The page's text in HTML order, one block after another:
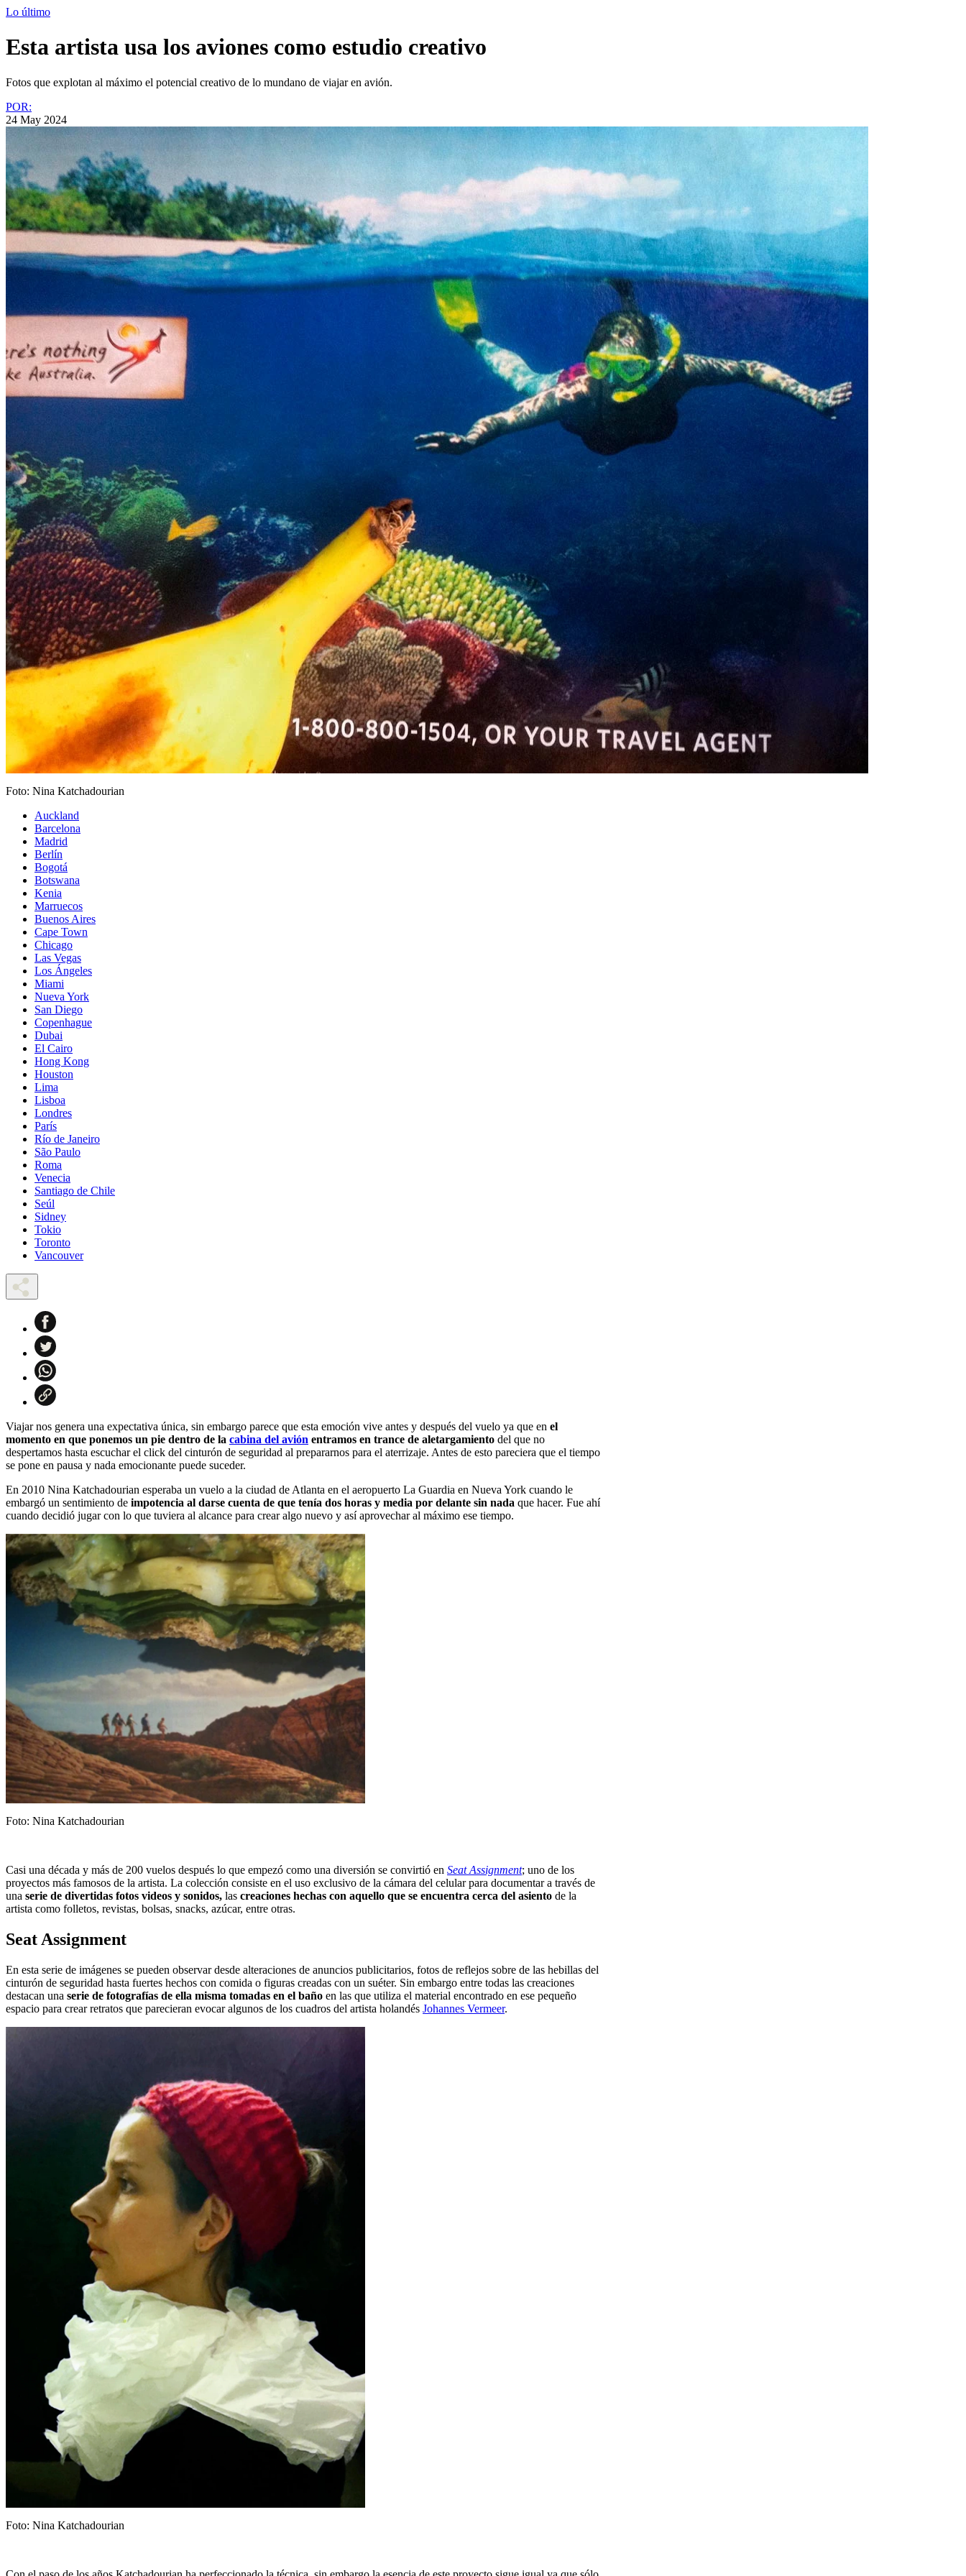
Lo último
Esta artista usa los aviones como estudio creativo
Fotos que explotan al máximo el potencial creativo de lo mundano de viajar en avión.
POR:
24 May 2024
Foto: Nina Katchadourian
Auckland
Barcelona
Madrid
Berlín
Bogotá
Botswana
Kenia
Marruecos
Buenos Aires
Cape Town
Chicago
Las Vegas
Los Ángeles
Miami
Nueva York
San Diego
Copenhague
Dubai
El Cairo
Hong Kong
Houston
Lima
Lisboa
Londres
París
Río de Janeiro
São Paulo
Roma
Venecia
Santiago de Chile
Seúl
Sidney
Tokio
Toronto
Vancouver
Viajar nos genera una expectativa única, sin embargo parece que esta emoción vive antes y después del vuelo ya que en el
momento en que ponemos un pie dentro de la cabina del avión entramos en trance de aletargamiento del que no
despertamos hasta escuchar el click del cinturón de seguridad al prepararnos para el aterrizaje. Antes de esto pareciera que el tiempo
se pone en pausa y nada emocionante puede suceder.
En 2010 Nina Katchadourian esperaba un vuelo a la ciudad de Atlanta en el aeropuerto La Guardia en Nueva York cuando le
embargó un sentimiento de impotencia al darse cuenta de que tenía dos horas y media por delante sin nada que hacer. Fue ahí
cuando decidió jugar con lo que tuviera al alcance para crear algo nuevo y así aprovechar al máximo ese tiempo.
Foto: Nina Katchadourian
Casi una década y más de 200 vuelos después lo que empezó como una diversión se convirtió en Seat Assignment; uno de los
proyectos más famosos de la artista. La colección consiste en el uso exclusivo de la cámara del celular para documentar a través de
una serie de divertidas fotos videos y sonidos, las creaciones hechas con aquello que se encuentra cerca del asiento de la
artista como folletos, revistas, bolsas, snacks, azúcar, entre otras.
Seat Assignment
En esta serie de imágenes se pueden observar desde alteraciones de anuncios publicitarios, fotos de reflejos sobre de las hebillas del
cinturón de seguridad hasta fuertes hechos con comida o figuras creadas con un suéter. Sin embargo entre todas las creaciones
destacan una serie de fotografías de ella misma tomadas en el baño en las que utiliza el material encontrado en ese pequeño
espacio para crear retratos que parecieran evocar algunos de los cuadros del artista holandés Johannes Vermeer.
Foto: Nina Katchadourian